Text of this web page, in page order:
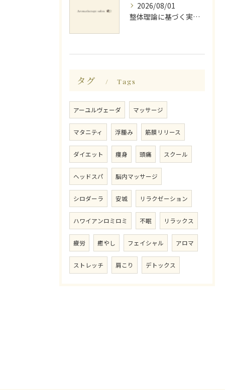
2026/08/01
整体理論に基づく実践ストレッチング技術
タグ Tags
アーユルヴェーダ マッサージ
マタニティ 浮腫み 筋膜リリース
ダイエット 痩身 頭痛 スクール
ヘッドスパ 脳内マッサージ
シロダーラ 安城 リラクゼーション
ハワイアンロミロミ 不眠 リラックス
疲労 癒やし フェイシャル アロマ
ストレッチ 肩こり デトックス